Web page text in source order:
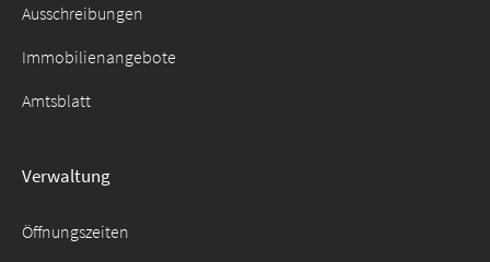
für:
Ausschreibungen
Immobilienangebote
Amtsblatt
Verwaltung
Öffnungszeiten